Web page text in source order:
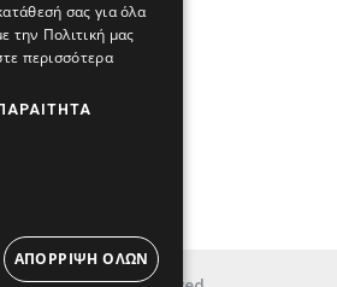
36 939
σας για όλα
την Πολιτική μας
περισσότερα
ΑΠΌΡΡΙΨΗ ΌΛΩΝ